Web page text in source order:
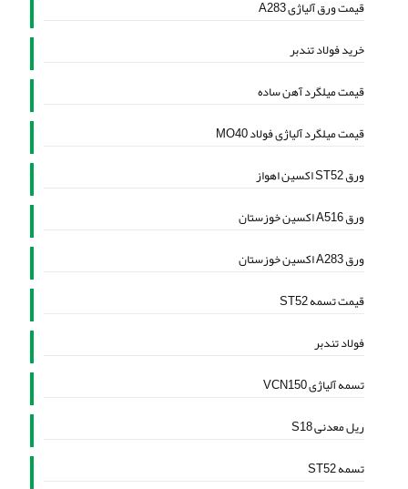
قیمت ورق آلیاژی A283
خرید فولاد تندبر
قیمت میلگرد آهن ساده
قیمت میلگرد آلیاژی فولاد MO40
ورق ST52 اکسین اهواز
ورق A516 اکسین خوزستان
ورق A283 اکسین خوزستان
قیمت تسمه ST52
فولاد تندبر
تسمه آلیاژی VCN150
ریل معدنی S18
تسمه ST52